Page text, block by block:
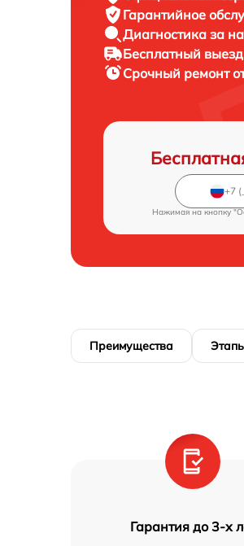
Гарантийное
Диагностика за
Бесплатный
Срочный ремонт
Нажимая на кнопку
Преимущества
Гарантия до 3-х